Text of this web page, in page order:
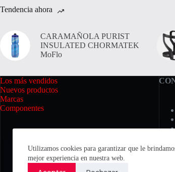
Utilizamos cookies para garantizar que le
mejor experiencia en nuestra web.
Tendencia ahora
CARAMAÑOLA PURIST
INSULATED CHORMATEK
MoFlo
Los más vendidos
Nuevos productos
Marcas
Componentes